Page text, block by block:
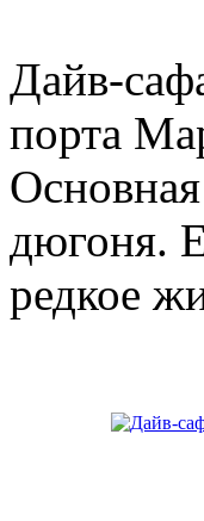
Дайв-
порта
дюгоня.
редкое